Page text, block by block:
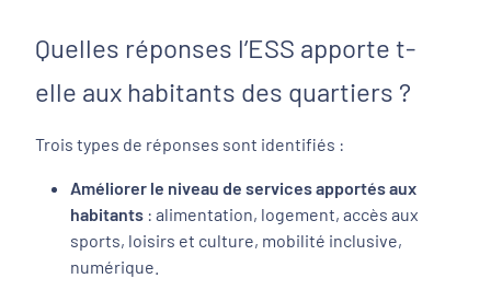
Quelles réponses l’ESS apporte t-
elle aux habitants des quartiers ?
Trois types de réponses sont identifiés :
Améliorer le niveau de services apportés aux
habitants : alimentation, logement, accès aux
sports, loisirs et culture, mobilité inclusive,
numérique.